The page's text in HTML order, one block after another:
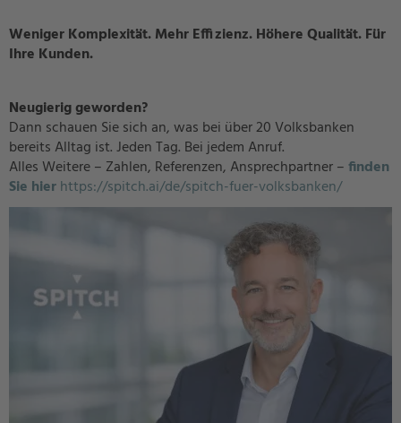
Weniger Komplexität. Mehr Effizienz. Höhere Qualität. Für
Ihre Kunden.
Neugierig geworden?
Dann schauen Sie sich an, was bei über 20 Volksbanken
bereits Alltag ist. Jeden Tag. Bei jedem Anruf.
Alles Weitere – Zahlen, Referenzen, Ansprechpartner –finden
Sie hierhttps://spitch.ai/de/spitch-fuer-volksbanken/